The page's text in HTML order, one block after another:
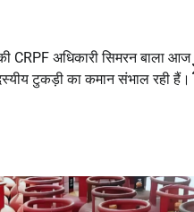
CRPF अधिकारी सिमरन बाला आज
टुकड़ी का कमान संभाल रही हैं।